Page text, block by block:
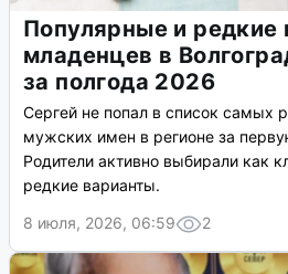
Популярные и редкие
младенцев в
за полгода 2026
Сергей не попал в список самых
мужских имен в регионе за
Родители активно выбирали как
редкие варианты.
8 июля, 2026, 06:59
2